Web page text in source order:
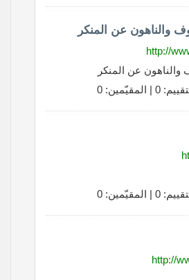
والناهون عن المنكر
http://
عن المنكر
http://